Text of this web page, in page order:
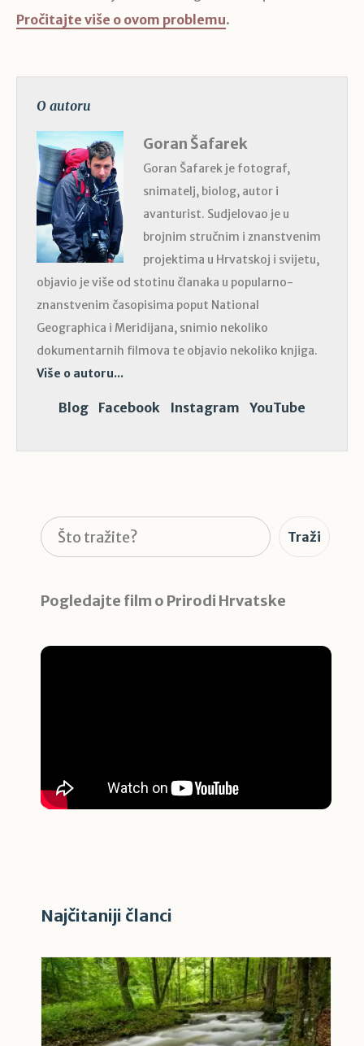
Pročitajte više o ovom problemu.
O autoru
Goran Šafarek
Goran Šafarek je fotograf,
snimatelj, biolog, autor i
avanturist. Sudjelovao je u
brojnim stručnim i znanstvenim
projektima u Hrvatskoj i svijetu,
objavio je više od stotinu članaka u popularno-
znanstvenim časopisima poput National
Geographica i Meridijana, snimio nekoliko
dokumentarnih filmova te objavio nekoliko knjiga.
Više o autoru...
Blog Facebook Instagram YouTube
Pretraga Traži
Pogledajte film o Prirodi Hrvatske
Najčitaniji članci